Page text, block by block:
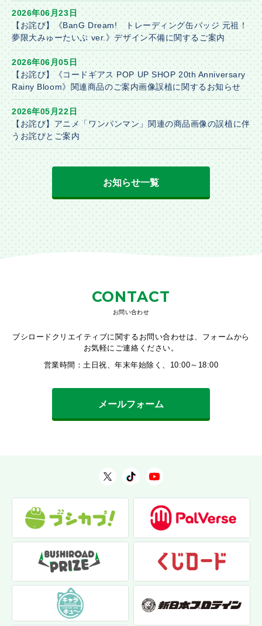
2026年06月23日
【お詫び】《BanG Dream! トレーディング缶バッジ 元祖！
夢限大みゅーたいぷ ver.》デザイン不備に関するご案内
2026年06月05日
【お詫び】《コードギアス POP UP SHOP 20th Anniversary
Rainy Bloom》関連商品のご案内画像誤植に関するお知らせ
2026年05月22日
【お詫び】アニメ「ワンパンマン」関連の商品画像の誤植に伴
うお詫びとご案内
お知らせ一覧
CONTACT
お問い合わせ
ブシロードクリエイティブに関するお問い合わせは、フォームから
お気軽にご連絡ください。
営業時間：土日祝、年末年始除く、10:00～18:00
メールフォーム